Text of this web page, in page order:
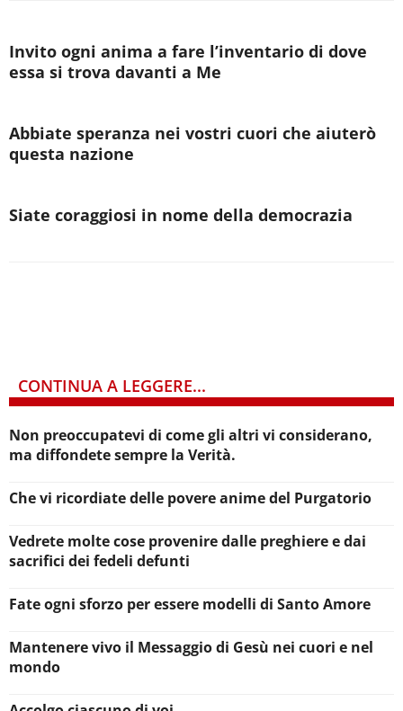
Invito ogni anima a fare l’inventario di dove
essa si trova davanti a Me
Abbiate speranza nei vostri cuori che aiuterò
questa nazione
Siate coraggiosi in nome della democrazia
CONTINUA A LEGGERE...
Non preoccupatevi di come gli altri vi considerano,
ma diffondete sempre la Verità.
Che vi ricordiate delle povere anime del Purgatorio
Vedrete molte cose provenire dalle preghiere e dai
sacrifici dei fedeli defunti
Fate ogni sforzo per essere modelli di Santo Amore
Mantenere vivo il Messaggio di Gesù nei cuori e nel
mondo